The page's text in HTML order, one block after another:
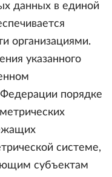
данных в единой
организациями.
указанного
порядке
системе,
субъектам